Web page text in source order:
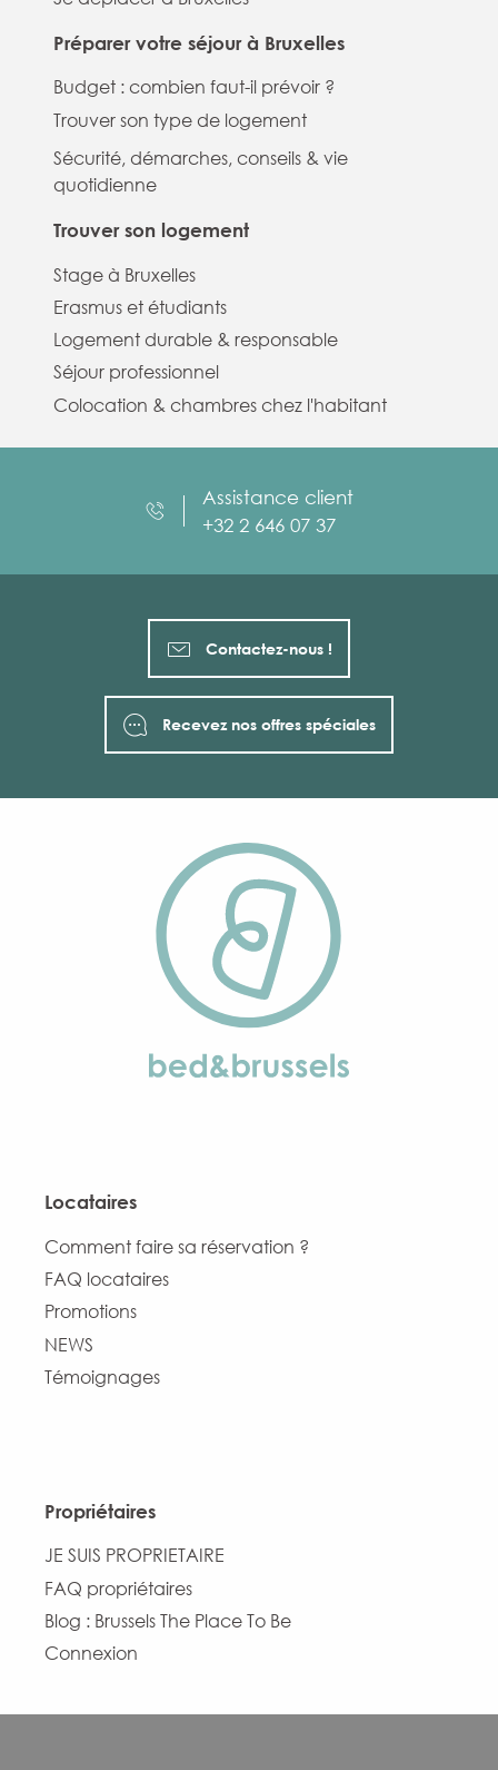
Préparer votre séjour à Bruxelles
Budget : combien faut-il prévoir ?
Trouver son type de logement
Sécurité, démarches, conseils & vie
quotidienne
Trouver son logement
Stage à Bruxelles
Erasmus et étudiants
Logement durable & responsable
Séjour professionnel
Colocation & chambres chez l'habitant
Assistance client
+32 2 646 07 37
Contactez-nous !
Recevez nos offres spéciales
Locataires
Comment faire sa réservation ?
FAQ locataires
Promotions
NEWS
Témoignages
Propriétaires
JE SUIS PROPRIETAIRE
FAQ propriétaires
Blog : Brussels The Place To Be
Connexion